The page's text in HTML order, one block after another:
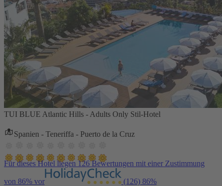
TUI BLUE Atlantic Hills - Adults Only Stil-Hotel
Spanien - Teneriffa - Puerto de la Cruz
Für dieses Hotel liegen 126 Bewertungen mit einer Zustimmung
von 86% vor (126) 86%